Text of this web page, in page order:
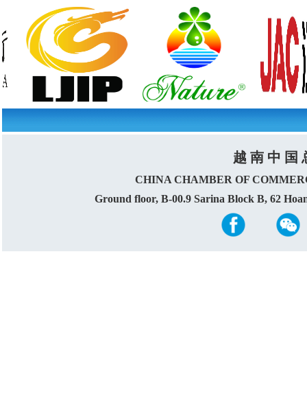
越 南 中 国
CHINA CHAMBER OF
Ground floor, B-00.9 Sarina Block B, 62